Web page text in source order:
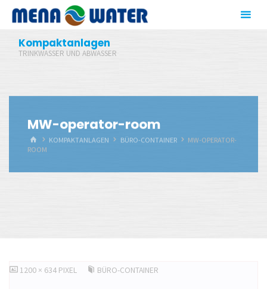
Zum
Inhalt
springenKompaktanlagen
TRINKWASSER UND ABWASSER
MW-operator-room
STARTKOMPAKTANLAGEN BÜRO-CONTAINER
MW-OPERATOR-
ROOM
ORIGINALGRÖSSE
1200 × 634 PIXEL BÜRO-CONTAINER